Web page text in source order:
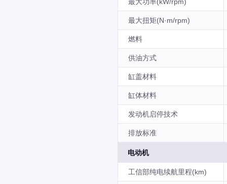
最大扭矩(N·m/rpm)
燃料
供油方式
缸盖材料
缸体材料
发动机启停技术
排放标准
电动机
工信部纯电续航里程(km)